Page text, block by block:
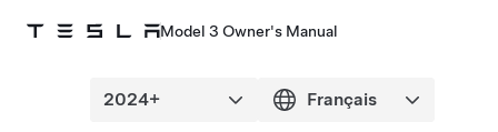
Model 3 Owner's Manual